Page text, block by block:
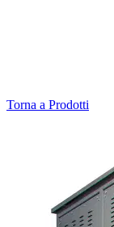
Torna a Prodotti